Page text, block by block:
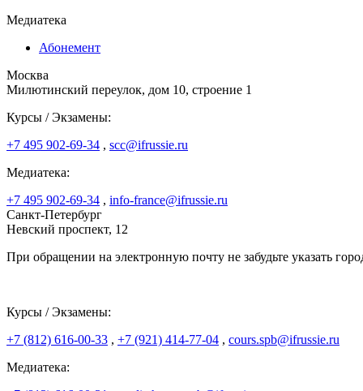
Медиатека
Абонемент
Москва
Милютинский переулок, дом 10, строение 1
Курсы / Экзамены:
+7 495 902-69-34 , scc@ifrussie.ru
Медиатека:
+7 495 902-69-34 , info-france@ifrussie.ru
Санкт-Петербург
Невский проспект, 12
При обращении на электронную почту не забудьте указать
Курсы / Экзамены:
+7 (812) 616-00-33 , +7 (921) 414-77-04 , cours.spb@ifrussie.ru
Медиатека: